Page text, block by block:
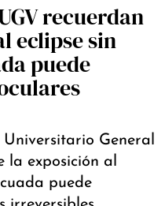
recuerdan
eclipse sin
puede
General
exposición al
puede